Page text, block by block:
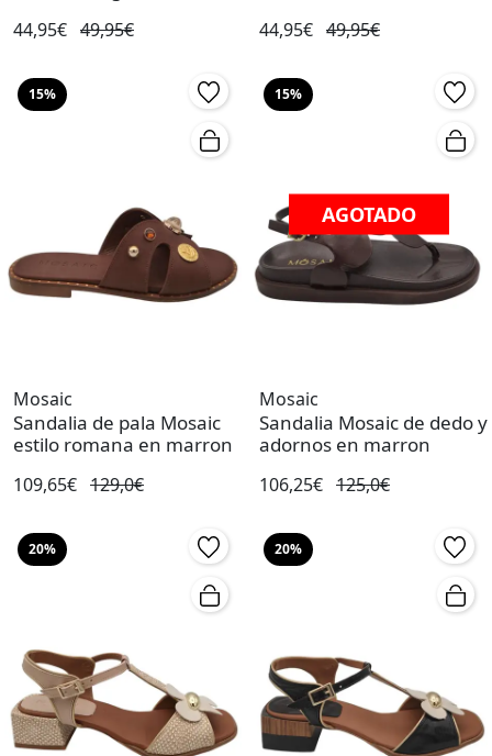
44,95€ 49,95€ 44,95€ 49,95€
15%
Mosaic
Sandalia de pala Mosaic
estilo romana en marron
109,65€ 129,0€
15%
AGOTADO
Mosaic
Sandalia Mosaic de dedo y
adornos en marron
106,25€ 125,0€
20% 20%